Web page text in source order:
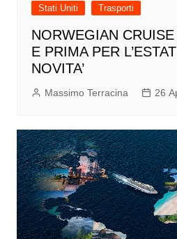
Stati Uniti
Trasporti
NORWEGIAN
E PRIMA PER
NOVITA’
Massimo Terracina 26